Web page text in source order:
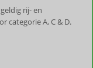
rij- en
categorie A, C & D.